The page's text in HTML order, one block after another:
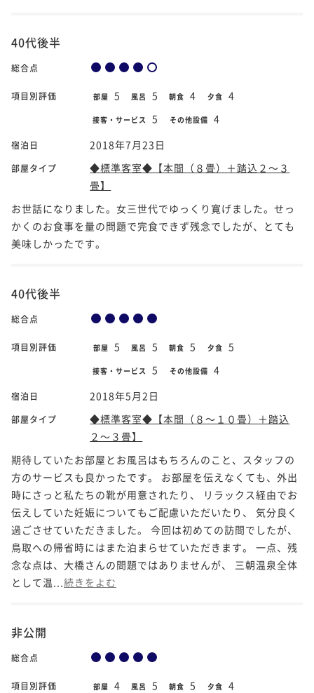
40代後半
総合点
項目別評価 部屋 5 風呂 5 朝食 4 夕食 4
接客・サービス 5 その他設備 4
宿泊日 2018年7月23日
部屋タイプ
◆標準客室◆【本間（８畳）＋踏込２～３
畳】
お世話になりました。女三世代でゆっくり寛げました。せっ
かくのお食事を量の問題で完食できず残念でしたが、とても
美味しかったです。
40代後半
総合点
項目別評価 部屋 5 風呂 5 朝食 5 夕食 5
接客・サービス 5 その他設備 4
宿泊日 2018年5月2日
部屋タイプ
◆標準客室◆【本間（８～１０畳）＋踏込
２～３畳】
期待していたお部屋とお風呂はもちろんのこと、スタッフの
方のサービスも良かったです。 お部屋を伝えなくても、外出
時にさっと私たちの靴が用意されたり、 リラックス経由でお
伝えしていた妊娠についてもご配慮いただいたり、 気分良く
過ごさせていただきました。 今回は初めての訪問でしたが、
鳥取への帰省時にはまた泊まらせていただきます。 一点、残
念な点は、大橋さんの問題ではありませんが、 三朝温泉全体
として温... 続きをよむ
非公開
総合点
項目別評価 部屋 4 風呂 5 朝食 5 夕食 4